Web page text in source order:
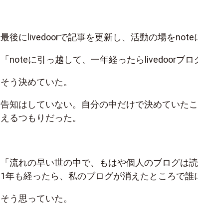
最後にlivedoorで記事を更新し、活動の場をnote
「noteに引っ越して、一年経ったらlivedoorブロ
そう決めていた。
告知はしていない。自分の中だけで決めていた
えるつもりだった。
「流れの早い世の中で、もはや個人のブログは
1年も経ったら、私のブログが消えたところで誰
そう思っていた。